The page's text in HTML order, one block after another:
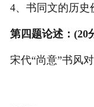
4、书同文的历史
第四题论述：(20
宋代“尚意”书风